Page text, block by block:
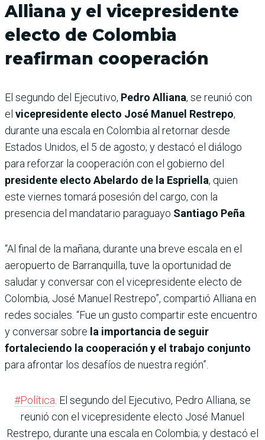
Alliana y el vicepresidente
electo de Colombia
reafirman cooperación
El segundo del Ejecutivo, Pedro Alliana, se reunió con
el vicepresidente electo José Manuel Restrepo,
durante una escala en Colombia al retornar desde
Estados Unidos, el 5 de agosto; y destacó el diálogo
para reforzar la cooperación con el gobierno del
presidente electo Abelardo de la Espriella, quien
este viernes tomará posesión del cargo, con la
presencia del mandatario paraguayo Santiago Peña
“Al final de la mañana, durante una breve escala en el
aeropuerto de Barranquilla, tuve la oportunidad de
saludar y conversar con el vicepresidente electo de
Colombia, José Manuel Restrepo”, compartió Alliana en
redes sociales. “Fue un gusto compartir este encuentro
y conversar sobre la importancia de seguir
fortaleciendo la cooperación y el trabajo conjunto
para afrontar los desafíos de nuestra región”.
#Política . El segundo del Ejecutivo, Pedro Alliana, se
reunió con el vicepresidente electo José Manuel
Restrepo, durante una escala en Colombia; y destacó el